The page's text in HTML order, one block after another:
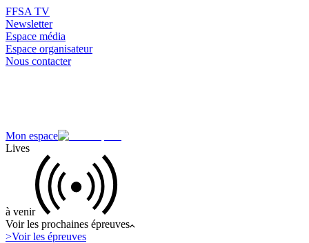
FFSA TV
Newsletter
Espace média
Espace organisateur
Nous contacter
Mon espace
Lives
à venir
Voir les prochaines épreuves
>Voir les épreuves